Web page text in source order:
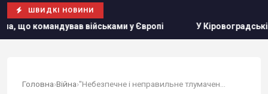
ШВИДКІ НОВИНИ
військами у Європі У Кіровоградській області
Головна›Війна›